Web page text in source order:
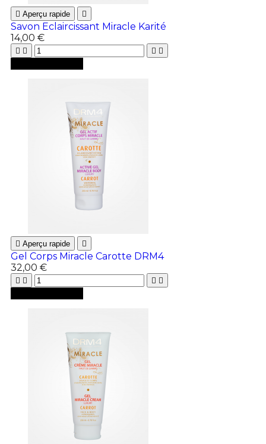
 Aperçu rapide 
Savon Eclaircissant Miracle Karité
14,00 €
   
 Aperçu rapide 
Gel Corps Miracle Carotte DRM4
32,00 €
   